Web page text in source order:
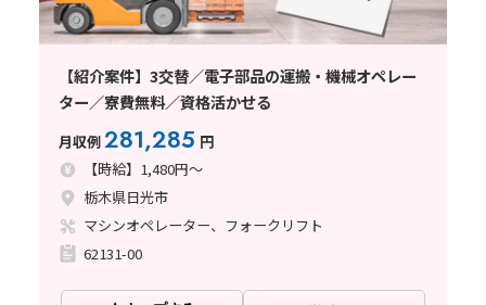
【紹介案件】3交替／電子部品の運搬・機械オペレー
ター／寮費無料／資格活かせる
月収例281,285 円
【時給】1,480円～
栃木県日光市
マシンオペレーター、フォークリフト
62131-00